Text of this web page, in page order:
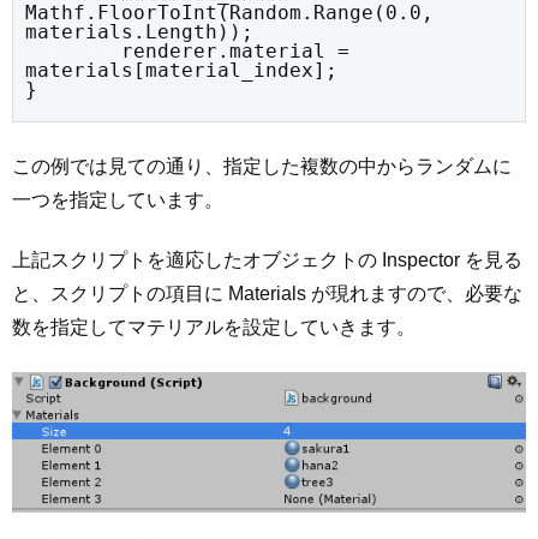
Mathf.FloorToInt(Random.Range(0.0,
materials.Length));
materials[material_index];
}
この例では見ての通り、指定した複数の中からランダムに
一つを指定しています。
上記スクリプトを適応したオブジェクトの Inspector を見る
と、スクリプトの項目に Materials が現れますので、必要な
数を指定してマテリアルを設定していきます。